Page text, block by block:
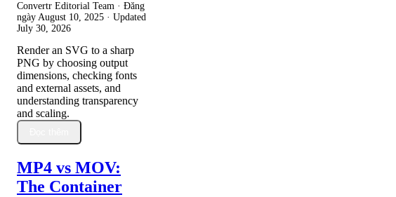
Convertr Editorial Team · Đăng
ngày August 10, 2025 · Updated
July 30, 2026
Render an SVG to a sharp
PNG by choosing output
dimensions, checking fonts
and external assets, and
understanding transparency
and scaling.
MP4 vs MOV:
The Container